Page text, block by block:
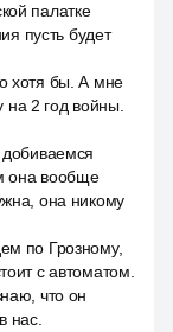
палатке
пусть будет
хотя бы. А мне
2 год войны.
она вообще
она никому
по Грозному,
с автоматом.
что он
нас.